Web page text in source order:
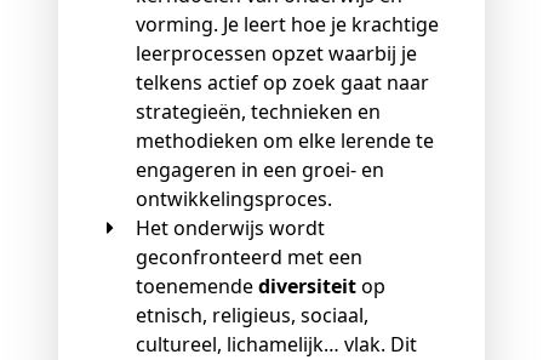
vorming. Je leert hoe je krachtige
leerprocessen opzet waarbij je
telkens actief op zoek gaat naar
strategieën, technieken en
methodieken om elke lerende te
engageren in een groei- en
ontwikkelingsproces.
Het onderwijs wordt
geconfronteerd met een
toenemendediversiteitop
etnisch, religieus, sociaal,
cultureel, lichamelijk… vlak. Dit